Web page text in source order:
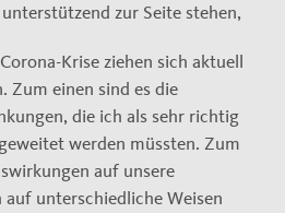
zur Seite stehen,
Krise ziehen sich aktuell
Zum einen sind es die
die ich als sehr richtig
werden müssten. Zum
auf unsere
unterschiedliche Weisen